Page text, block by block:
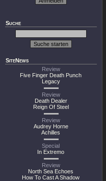
Suche
SiteNews
Review
Five Finger Death Punch
Legacy
Review
Death Dealer
Reign Of Steel
Review
Audrey Horne
Achilles
Special
In Extremo
Review
North Sea Echoes
How To Cast A Shadow